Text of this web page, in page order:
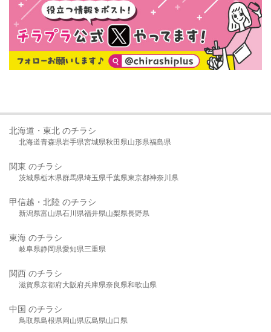
北海道・東北 のチラシ
北海道青森県岩手県宮城県秋田県山形県福島県
関東 のチラシ
茨城県栃木県群馬県埼玉県千葉県東京都神奈川県
甲信越・北陸 のチラシ
新潟県富山県石川県福井県山梨県長野県
東海 のチラシ
岐阜県静岡県愛知県三重県
関西 のチラシ
滋賀県京都府大阪府兵庫県奈良県和歌山県
中国 のチラシ
鳥取県島根県岡山県広島県山口県